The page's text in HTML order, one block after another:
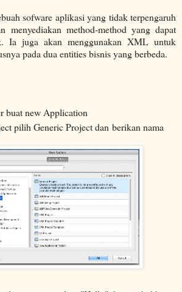
sofware aplikasi yang tidak terpengaruh
menyediakan method-method yang dapat
Ia juga akan menggunakan XML untuk
pada dua entities bisnis yang berbeda.
buat new Application
pilih Generic Project dan berikan nama